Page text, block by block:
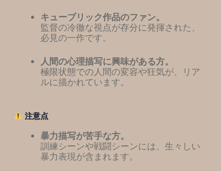
キューブリック作品のファン。
監督の冷徹な視点が存分に発揮された、
必見の一作です。
人間の心理描写に興味がある方。
極限状態での人間の変容や狂気が、リア
ルに描かれています。
注意点
暴力描写が苦手な方。
訓練シーンや戦闘シーンには、生々しい
暴力表現が含まれます。